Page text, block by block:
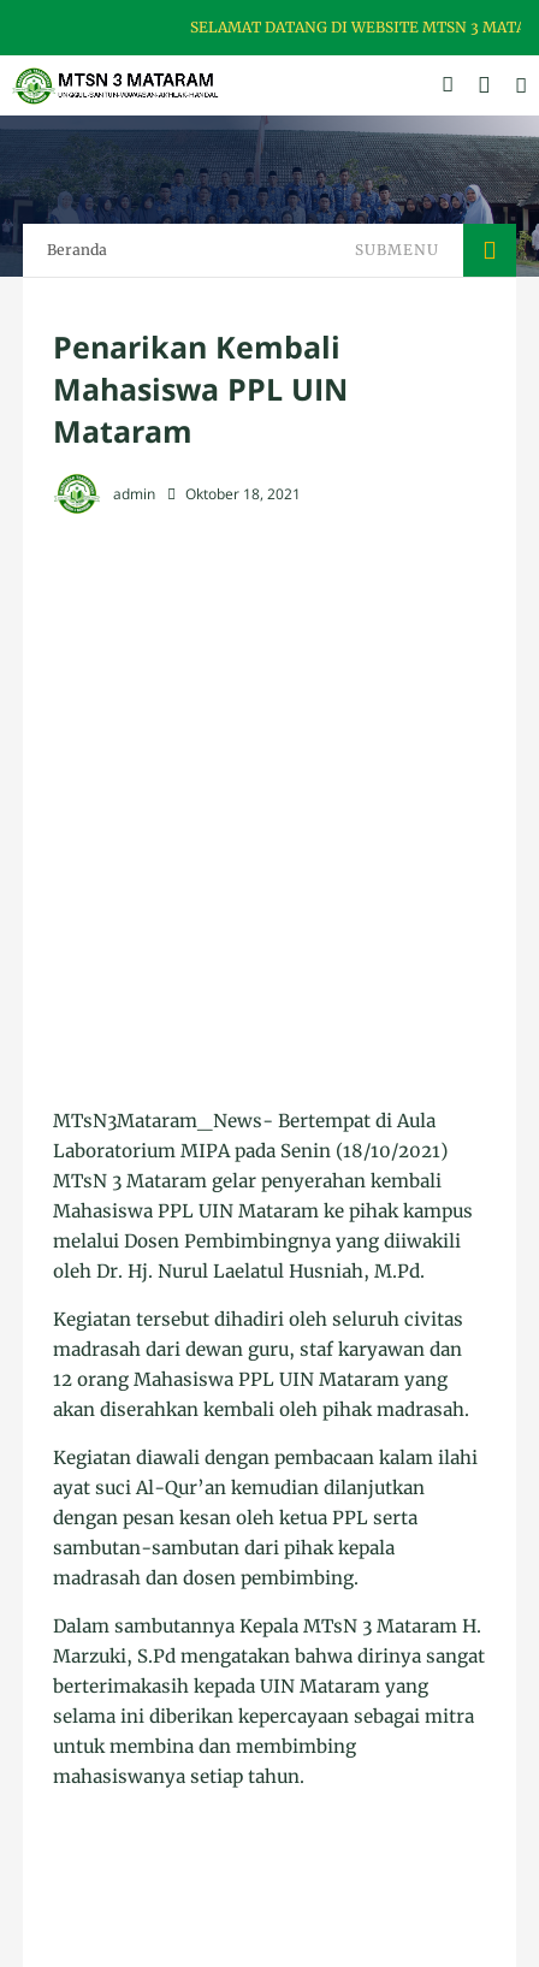
SELAMAT DATANG DI WEBSITE MTSN 3
Beranda SUBMENU
Penarikan Kembali
Mahasiswa PPL UIN
Mataram
admin Oktober 18, 2021
MTsN3Mataram_News- Bertempat di Aula
Laboratorium MIPA pada Senin (18/10/2021)
MTsN 3 Mataram gelar penyerahan kembali
Mahasiswa PPL UIN Mataram ke pihak kampus
melalui Dosen Pembimbingnya yang diiwakili
oleh Dr. Hj. Nurul Laelatul Husniah, M.Pd.
Kegiatan tersebut dihadiri oleh seluruh civitas
madrasah dari dewan guru, staf karyawan dan
12 orang Mahasiswa PPL UIN Mataram yang
akan diserahkan kembali oleh pihak madrasah.
Kegiatan diawali dengan pembacaan kalam ilahi
ayat suci Al-Qur’an kemudian dilanjutkan
dengan pesan kesan oleh ketua PPL serta
sambutan-sambutan dari pihak kepala
madrasah dan dosen pembimbing.
Dalam sambutannya Kepala MTsN 3 Mataram H.
Marzuki, S.Pd mengatakan bahwa dirinya sangat
berterimakasih kepada UIN Mataram yang
selama ini diberikan kepercayaan sebagai mitra
untuk membina dan membimbing
mahasiswanya setiap tahun.